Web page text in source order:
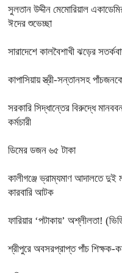
সুলতান উদ্দীন মেমোরিয়াল
ঈদের শুভেচ্ছা
সারাদেশে কালবৈশাখী ঝড়ের
কাপাসিয়ায় স্ত্রী-সন্তানসহ
সরকারি সিদ্ধান্তের বিরুদ্ধে
কর্মচারী
ডিমের ডজন ৬৫ টাকা
কালীগঞ্জে ভ্রাম্যমাণ আদালতে
কারবারি আটক
ফারিয়ার ‘পটাকায়’ অশ্লীলতা!
শ্রীপুরে অবসরপ্রাপ্ত পাঁচ শিক্ষক-